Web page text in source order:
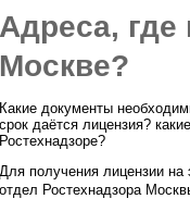
Адреса,
Москве?
Какие документы
срок даётся лицензия?
Ростехнадзоре?
Для получения лицензии
отдел Ростехнадзора